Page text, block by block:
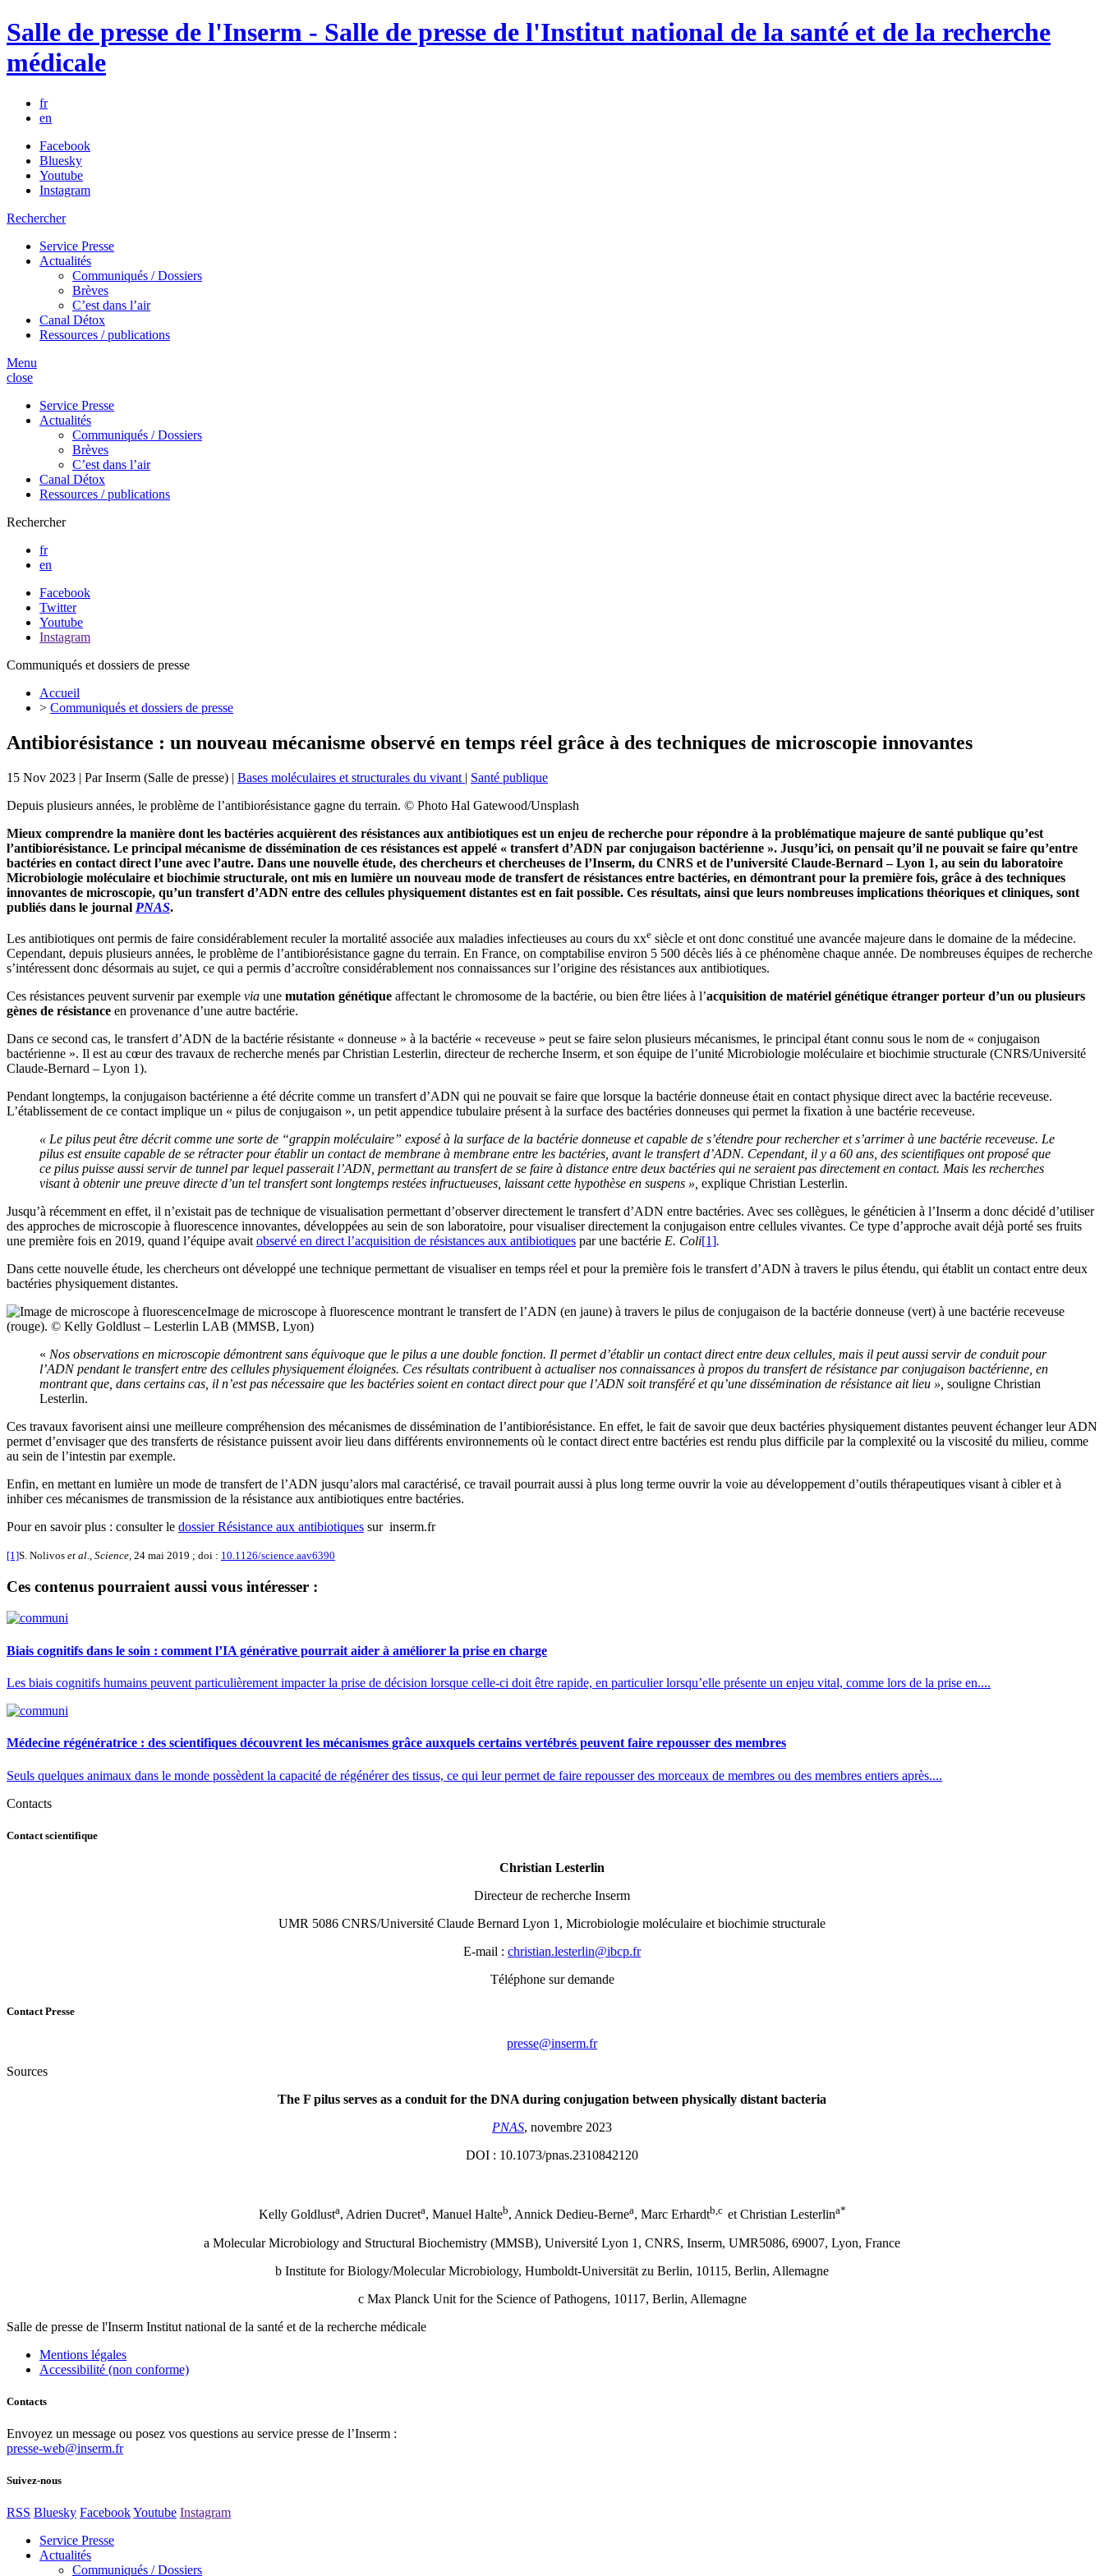
Salle de presse de l'Inserm - Salle de presse de l'Institut national de la santé et de la recherche
médicale
fr
en
Facebook
Bluesky
Youtube
Instagram
Rechercher
Service Presse
Actualités
Communiqués / Dossiers
Brèves
C’est dans l’air
Canal Détox
Ressources / publications
Menu
close
Service Presse
Actualités
Communiqués / Dossiers
Brèves
C’est dans l’air
Canal Détox
Ressources / publications
Rechercher
fr
en
Facebook
Twitter
Youtube
Instagram
Communiqués et dossiers de presse
Accueil
> Communiqués et dossiers de presse
Antibiorésistance : un nouveau mécanisme observé en temps réel grâce à des techniques de microscopie innovantes
15 Nov 2023 | ParInserm (Salle de presse) | Bases moléculaires et structurales du vivant | Santé publique
Depuis plusieurs années, le problème de l’antibiorésistance gagne du terrain. © Photo Hal Gatewood/Unsplash
Mieux comprendre la manière dont les bactéries acquièrent des résistances aux antibiotiques est un enjeu de recherche pour répondre à la problématique majeure de santé publique qu’est
l’antibiorésistance. Le principal mécanisme de dissémination de ces résistances est appelé « transfert d’ADN par conjugaison bactérienne ». Jusqu’ici, on pensait qu’il ne pouvait se faire qu’entre
bactéries en contact direct l’une avec l’autre. Dans une nouvelle étude, des chercheurs et chercheuses de l’Inserm, du CNRS et de l’université Claude-Bernard – Lyon 1, au sein du laboratoire
Microbiologie moléculaire et biochimie structurale, ont mis en lumière un nouveau mode de transfert de résistances entre bactéries, en démontrant pour la première fois, grâce à des techniques
innovantes de microscopie, qu’un transfert d’ADN entre des cellules physiquement distantes est en fait possible. Ces résultats, ainsi que leurs nombreuses implications théoriques et cliniques, sont
publiés dans le journal PNAS.
Les antibiotiques ont permis de faire considérablement reculer la mortalité associée aux maladies infectieuses au cours du xxe siècle et ont donc constitué une avancée majeure dans le domaine de la médecine.
Cependant, depuis plusieurs années, le problème de l’antibiorésistance gagne du terrain. En France, on comptabilise environ 5 500 décès liés à ce phénomène chaque année. De nombreuses équipes de recherche
s’intéressent donc désormais au sujet, ce qui a permis d’accroître considérablement nos connaissances sur l’origine des résistances aux antibiotiques.
Ces résistances peuvent survenir par exemple via une mutation génétique affectant le chromosome de la bactérie, ou bien être liées à l’acquisition de matériel génétique étranger porteur d’un ou plusieurs
gènes de résistance en provenance d’une autre bactérie.
Dans ce second cas, le transfert d’ADN de la bactérie résistante « donneuse » à la bactérie « receveuse » peut se faire selon plusieurs mécanismes, le principal étant connu sous le nom de « conjugaison
bactérienne ». Il est au cœur des travaux de recherche menés par Christian Lesterlin, directeur de recherche Inserm, et son équipe de l’unité Microbiologie moléculaire et biochimie structurale (CNRS/Université
Claude-Bernard – Lyon 1).
Pendant longtemps, la conjugaison bactérienne a été décrite comme un transfert d’ADN qui ne pouvait se faire que lorsque la bactérie donneuse était en contact physique direct avec la bactérie receveuse.
L’établissement de ce contact implique un « pilus de conjugaison », un petit appendice tubulaire présent à la surface des bactéries donneuses qui permet la fixation à une bactérie receveuse.
« Le pilus peut être décrit comme une sorte de “grappin moléculaire” exposé à la surface de la bactérie donneuse et capable de s’étendre pour rechercher et s’arrimer à une bactérie receveuse. Le
pilus est ensuite capable de se rétracter pour établir un contact de membrane à membrane entre les bactéries, avant le transfert d’ADN. Cependant, il y a 60 ans, des scientifiques ont proposé que
ce pilus puisse aussi servir de tunnel par lequel passerait l’ADN, permettant au transfert de se faire à distance entre deux bactéries qui ne seraient pas directement en contact. Mais les recherches
visant à obtenir une preuve directe d’un tel transfert sont longtemps restées infructueuses, laissant cette hypothèse en suspens », explique Christian Lesterlin.
Jusqu’à récemment en effet, il n’existait pas de technique de visualisation permettant d’observer directement le transfert d’ADN entre bactéries. Avec ses collègues, le généticien à l’Inserm a donc décidé d’utiliser
des approches de microscopie à fluorescence innovantes, développées au sein de son laboratoire, pour visualiser directement la conjugaison entre cellules vivantes. Ce type d’approche avait déjà porté ses fruits
une première fois en 2019, quand l’équipe avait observé en direct l’acquisition de résistances aux antibiotiques par une bactérie E. Coli[1].
Dans cette nouvelle étude, les chercheurs ont développé une technique permettant de visualiser en temps réel et pour la première fois le transfert d’ADN à travers le pilus étendu, qui établit un contact entre deux
bactéries physiquement distantes.
Image de microscope à fluorescence montrant le transfert de l’ADN (en jaune) à travers le pilus de conjugaison de la bactérie donneuse (vert) à une bactérie receveuse
(rouge). © Kelly Goldlust – Lesterlin LAB (MMSB, Lyon)
« Nos observations en microscopie démontrent sans équivoque que le pilus a une double fonction. Il permet d’établir un contact direct entre deux cellules, mais il peut aussi servir de conduit pour
l’ADN pendant le transfert entre des cellules physiquement éloignées. Ces résultats contribuent à actualiser nos connaissances à propos du transfert de résistance par conjugaison bactérienne, en
montrant que, dans certains cas, il n’est pas nécessaire que les bactéries soient en contact direct pour que l’ADN soit transféré et qu’une dissémination de résistance ait lieu », souligne Christian
Lesterlin.
Ces travaux favorisent ainsi une meilleure compréhension des mécanismes de dissémination de l’antibiorésistance. En effet, le fait de savoir que deux bactéries physiquement distantes peuvent échanger leur ADN
permet d’envisager que des transferts de résistance puissent avoir lieu dans différents environnements où le contact direct entre bactéries est rendu plus difficile par la complexité ou la viscosité du milieu, comme
au sein de l’intestin par exemple.
Enfin, en mettant en lumière un mode de transfert de l’ADN jusqu’alors mal caractérisé, ce travail pourrait aussi à plus long terme ouvrir la voie au développement d’outils thérapeutiques visant à cibler et à
inhiber ces mécanismes de transmission de la résistance aux antibiotiques entre bactéries.
Pour en savoir plus : consulter le dossier Résistance aux antibiotiques sur inserm.fr
[1]S. Nolivos et al., Science, 24 mai 2019 ; doi : 10.1126/science.aav6390
Ces contenus pourraient aussi vous intéresser :
Biais cognitifs dans le soin : comment l’IA générative pourrait aider à améliorer la prise en charge
Les biais cognitifs humains peuvent particulièrement impacter la prise de décision lorsque celle-ci doit être rapide, en particulier lorsqu’elle présente un enjeu vital, comme lors de la prise en....
Médecine régénératrice : des scientifiques découvrent les mécanismes grâce auxquels certains vertébrés peuvent faire repousser des membres
Seuls quelques animaux dans le monde possèdent la capacité de régénérer des tissus, ce qui leur permet de faire repousser des morceaux de membres ou des membres entiers après....
Contacts
Contact scientifique
Christian Lesterlin
Directeur de recherche Inserm
UMR 5086 CNRS/Université Claude Bernard Lyon 1, Microbiologie moléculaire et biochimie structurale
E-mail : rf.pcbi@nilretsel.naitsirhc
Téléphone sur demande
Contact Presse
rf.mresni@esserp
Sources
The F pilus serves as a conduit for the DNA during conjugation between physically distant bacteria
PNAS, novembre 2023
DOI : 10.1073/pnas.2310842120
Kelly Goldlusta, Adrien Ducreta, Manuel Halteb, Annick Dedieu-Bernea, Marc Erhardtb,c et Christian Lesterlina*
a Molecular Microbiology and Structural Biochemistry (MMSB), Université Lyon 1, CNRS, Inserm, UMR5086, 69007, Lyon, France
b Institute for Biology/Molecular Microbiology, Humboldt-Universität zu Berlin, 10115, Berlin, Allemagne
c Max Planck Unit for the Science of Pathogens, 10117, Berlin, Allemagne
Salle de presse de l'Inserm Institut national de la santé et de la recherche médicale
Mentions légales
Accessibilité (non conforme)
Contacts
Envoyez un message ou posez vos questions au service presse de l’Inserm :
presse-web@inserm.fr
Suivez-nous
RSS Bluesky FacebookYoutube Instagram
Service Presse
Actualités
Communiqués / Dossiers